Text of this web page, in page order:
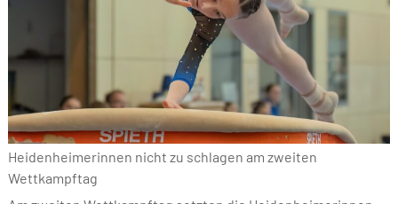
Heidenheimerinnen nicht zu schlagen am zweiten
Wettkampftag